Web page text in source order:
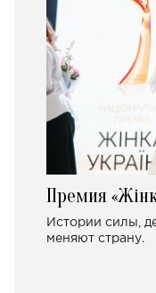
Премия
Истории силы,
меняют страну.